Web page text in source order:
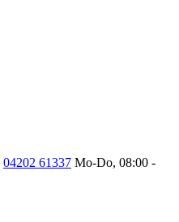
04202 61337 Mo-Do, 08:00 -